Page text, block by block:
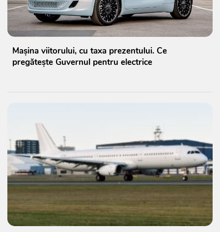
Mașina viitorului, cu taxa prezentului. Ce
pregătește Guvernul pentru electrice